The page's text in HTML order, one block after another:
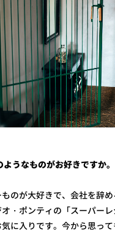
うなものがお好きですか。
のが大好きで、会社を辞
・ポンティの「スーパーレ
に入りです。今から思っ